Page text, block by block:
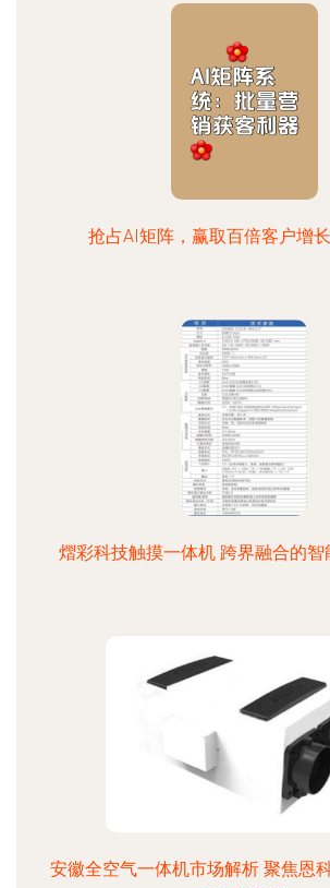
抢占AI矩阵，赢取百倍客户增
熠彩科技触摸一体机 跨界融合的
安徽全空气一体机市场解析 聚焦恩